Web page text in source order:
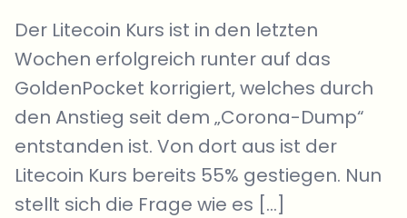
Der Litecoin Kurs ist in den letzten
Wochen erfolgreich runter auf das
GoldenPocket korrigiert, welches durch
den Anstieg seit dem „Corona-Dump“
entstanden ist. Von dort aus ist der
Litecoin Kurs bereits 55% gestiegen. Nun
stellt sich die Frage wie es […]